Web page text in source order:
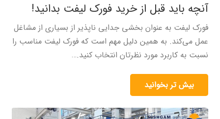
آنچه باید قبل از خرید فورک لیفت بدانید!
فورک لیفت به عنوان بخشی جدایی ناپذیر از بسیاری از مشاغل
عمل می‌کند. به همین دلیل مهم است که فورک لیفت مناسب را
نسبت به کاربرد مورد نظرتان انتخاب کنید.…
بیش تر بخوانید